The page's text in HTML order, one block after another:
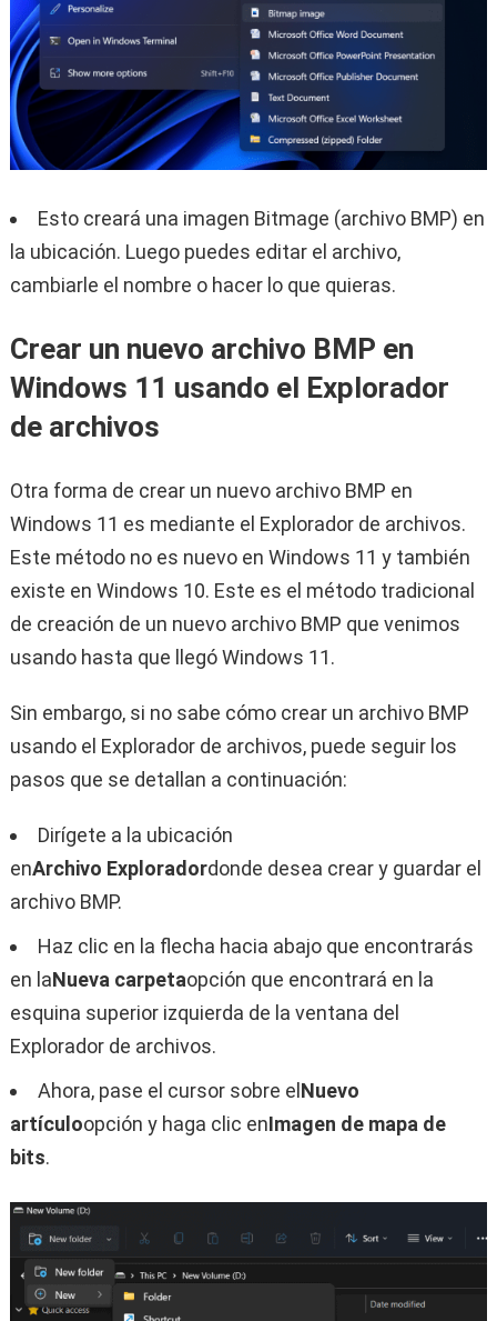
Esto creará una imagen Bitmage (archivo BMP) en
la ubicación. Luego puedes editar el archivo,
cambiarle el nombre o hacer lo que quieras.
Crear un nuevo archivo BMP en
Windows 11 usando el Explorador
de archivos
Otra forma de crear un nuevo archivo BMP en
Windows 11 es mediante el Explorador de archivos.
Este método no es nuevo en Windows 11 y también
existe en Windows 10. Este es el método tradicional
de creación de un nuevo archivo BMP que venimos
usando hasta que llegó Windows 11.
Sin embargo, si no sabe cómo crear un archivo BMP
usando el Explorador de archivos, puede seguir los
pasos que se detallan a continuación:
Dirígete a la ubicación
enArchivo Exploradordonde desea crear y guardar el
archivo BMP.
Haz clic en la flecha hacia abajo que encontrarás
en laNueva carpetaopción que encontrará en la
esquina superior izquierda de la ventana del
Explorador de archivos.
Ahora, pase el cursor sobre el Nuevo
artículoopción y haga clic enImagen de mapa de
bits.